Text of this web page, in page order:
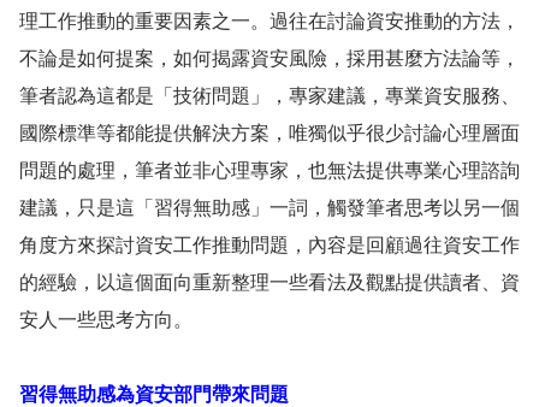
理工作推動的重要因素之一。過往在討論資安推動的方法，
不論是如何提案，如何揭露資安風險，採用甚麼方法論等，
筆者認為這都是「技術問題」，專家建議，專業資安服務、
國際標準等都能提供解決方案，唯獨似乎很少討論心理層面
問題的處理，筆者並非心理專家，也無法提供專業心理諮詢
建議，只是這「習得無助感」一詞，觸發筆者思考以另一個
角度方來探討資安工作推動問題，內容是回顧過往資安工作
的經驗，以這個面向重新整理一些看法及觀點提供讀者、資
安人一些思考方向。
習得無助感為資安部門帶來問題